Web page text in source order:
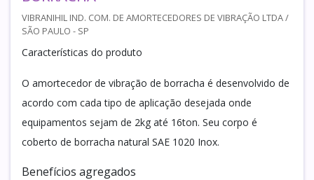
VIBRANIHIL IND. COM. DE AMORTECEDORES DE VIBRAÇÃO LTDA /
SÃO PAULO - SP
Características do produto
O amortecedor de vibração de borracha é desenvolvido de
acordo com cada tipo de aplicação desejada onde
equipamentos sejam de 2kg até 16ton. Seu corpo é
coberto de borracha natural SAE 1020 Inox.
Benefícios agregados